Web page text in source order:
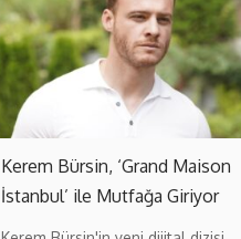
Kerem Bürsin, ‘Grand Maison
İstanbul’ ile Mutfağa Giriyor